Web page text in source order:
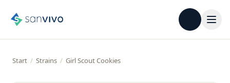
Start / Strains / Girl Scout Cookies